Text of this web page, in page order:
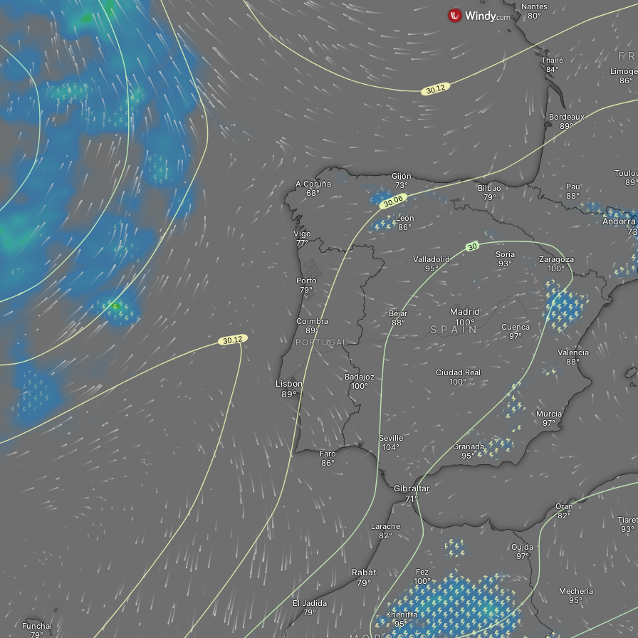
Madrid
Valencia
Granada
SPAIN
Ciudad Real
Cuenca
Murcia
Bordeaux
Bilbao
Valladolid Soria
León
Pau
Zaragoza
Béjar
Seville
Lisbon
Faro
PORTUGAL
Coimbra
Badajoz
Oujda
Fez
Mecheria
Oran
Gibraltar
Gijón
Porto
A Coruña
Vigo
Andorra
Rabat
El Jadida
Khenifra
Larache
Tiaret
Nantes
Thairé
Funchal